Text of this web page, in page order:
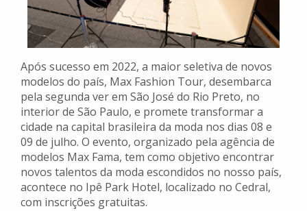
Após sucesso em 2022, a maior seletiva de novos
modelos do país, Max Fashion Tour, desembarca
pela segunda ver em São José do Rio Preto, no
interior de São Paulo, e promete transformar a
cidade na capital brasileira da moda nos dias 08 e
09 de julho. O evento, organizado pela agência de
modelos Max Fama, tem como objetivo encontrar
novos talentos da moda escondidos no nosso país,
acontece no Ipê Park Hotel, localizado no Cedral,
com inscrições gratuitas.